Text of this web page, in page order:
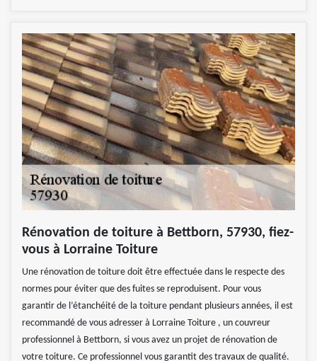
Rénovation de toiture à Bettborn, 57930, fiez-
vous à Lorraine Toiture
Une rénovation de toiture doit être effectuée dans le respecte des
normes pour éviter que des fuites se reproduisent. Pour vous
garantir de l’étanchéité de la toiture pendant plusieurs années, il est
recommandé de vous adresser à Lorraine Toiture , un couvreur
professionnel à Bettborn, si vous avez un projet de rénovation de
votre toiture. Ce professionnel vous garantit des travaux de qualité.